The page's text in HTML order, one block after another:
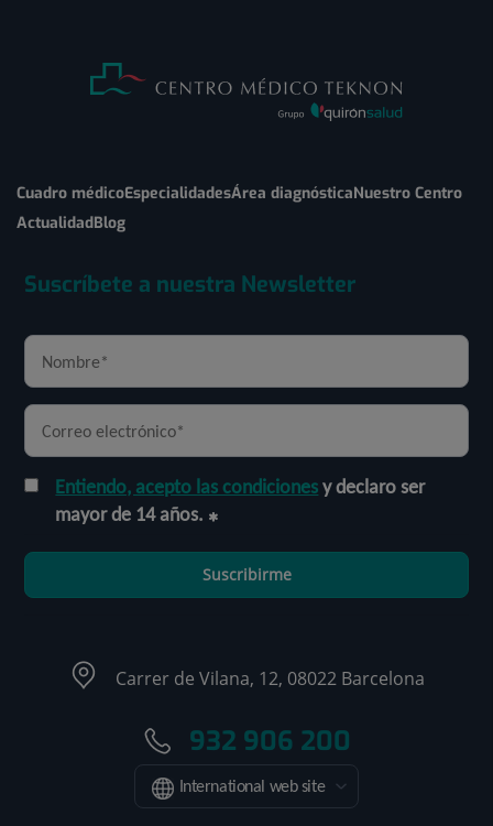
Cuadro médicoEspecialidadesÁrea diagnósticaNuestro Centro
ActualidadBlog
Suscríbete a nuestra Newsletter
Entiendo, acepto las condicionesy declaro ser
mayor de 14 años.
Suscribirme
Carrer de Vilana, 12, 08022 Barcelona
932 906 200
International web site